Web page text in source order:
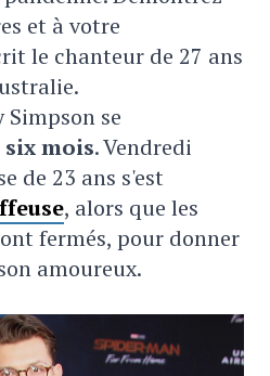
et à votre
le chanteur de 27 ans
Simpson se
six mois. Vendredi
de 23 ans s'est
, alors que les
fermés, pour donner
amoureux.